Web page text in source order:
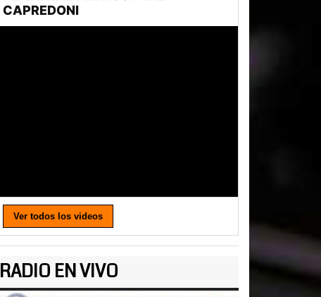
Ver todos los videos
RADIO EN VIVO